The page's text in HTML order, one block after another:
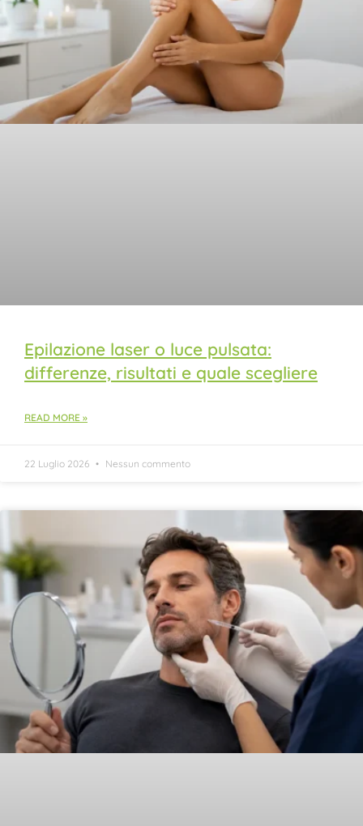
Epilazione laser o luce pulsata:
differenze, risultati e quale scegliere
READ MORE »
22 Luglio 2026 Nessun commento